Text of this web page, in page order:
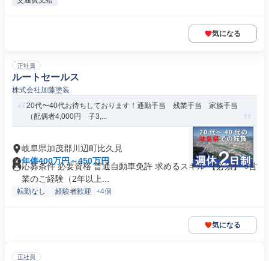
気になる
正社員
ルートセールス
株式会社加藤塗装
20代〜40代お待ちしております！通勤手当 残業手当 家族手当
（配偶者4,000円 子3,...
岐阜県加茂郡川辺町比久見
年俸400万円～450万円
応募条件 必要資格 普通自動車免許 求めるスキル 【必須】 ○営
業のご経験（2年以上...
転勤なし 経験者歓迎 +4個
気になる
正社員